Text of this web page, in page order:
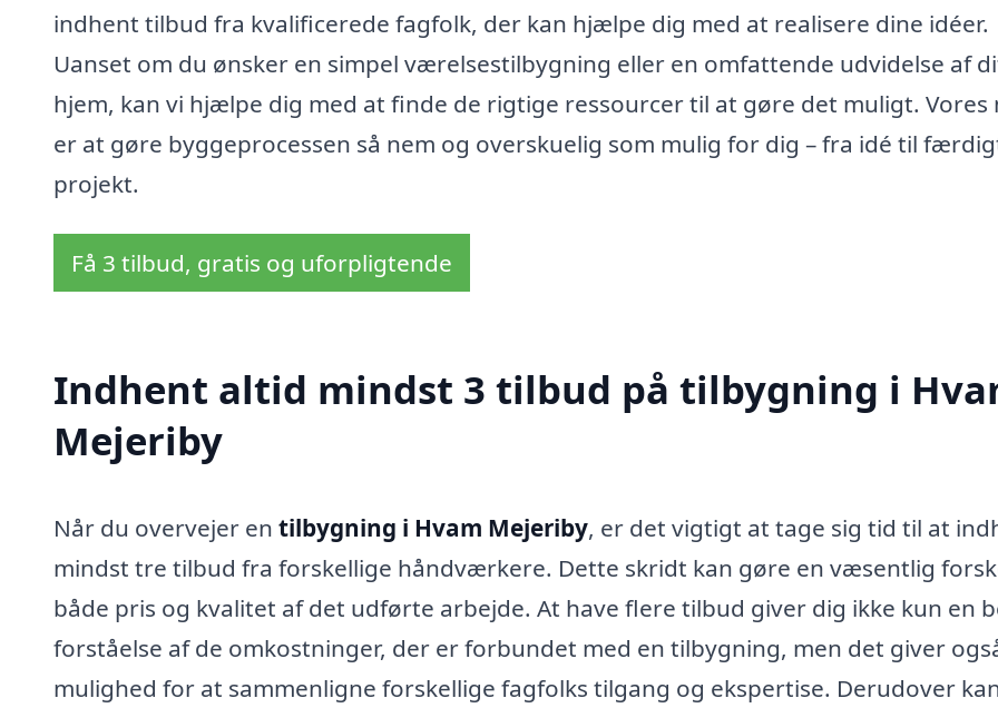
indhent tilbud fra kvalificerede fagfolk, der kan hjælpe dig med at realisere dine idéer.
Uanset om du ønsker en simpel værelsestilbygning eller en omfattende udvidelse af
hjem, kan vi hjælpe dig med at finde de rigtige ressourcer til at gøre det muligt. Vores
er at gøre byggeprocessen så nem og overskuelig som mulig for dig – fra idé til
projekt.
Få 3 tilbud, gratis og uforpligtende
Indhent altid mindst 3 tilbud på tilbygning i
Mejeriby
Når du overvejer en tilbygning i Hvam Mejeriby, er det vigtigt at tage sig tid til at
mindst tre tilbud fra forskellige håndværkere. Dette skridt kan gøre en væsentlig
både pris og kvalitet af det udførte arbejde. At have flere tilbud giver dig ikke kun en
forståelse af de omkostninger, der er forbundet med en tilbygning, men det giver
mulighed for at sammenligne forskellige fagfolks tilgang og ekspertise. Derudover